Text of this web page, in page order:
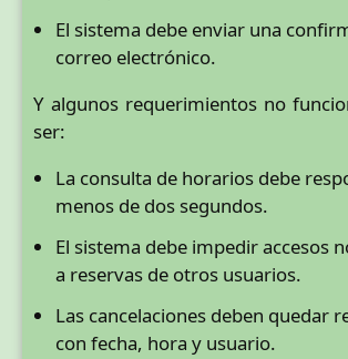
El sistema debe enviar una
correo electrónico.
Y algunos requerimientos no
ser:
La consulta de horarios debe
menos de dos segundos.
El sistema debe impedir accesos
a reservas de otros usuarios.
Las cancelaciones deben quedar
con fecha, hora y usuario.